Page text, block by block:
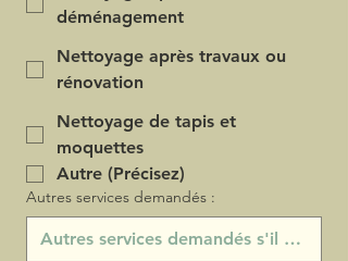
déménagement
Nettoyage après travaux ou
rénovation
Nettoyage de tapis et
moquettes
Autre (Précisez)
Autres services demandés :